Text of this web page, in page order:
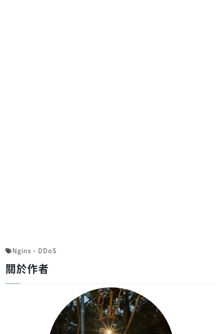
Nginx 、 DDoS
關於作者